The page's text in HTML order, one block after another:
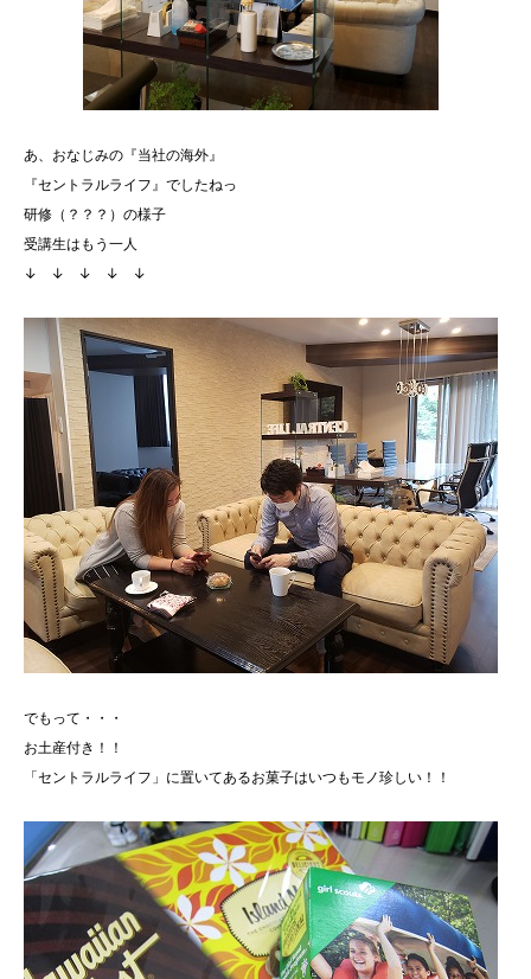
あ、おなじみの『当社の海外』
『セントラルライフ』でしたねっ
研修（？？？）の様子
受講生はもう一人
↓ ↓ ↓ ↓ ↓
でもって・・・
お土産付き！！
「セントラルライフ」に置いてあるお菓子はいつもモノ珍しい！！